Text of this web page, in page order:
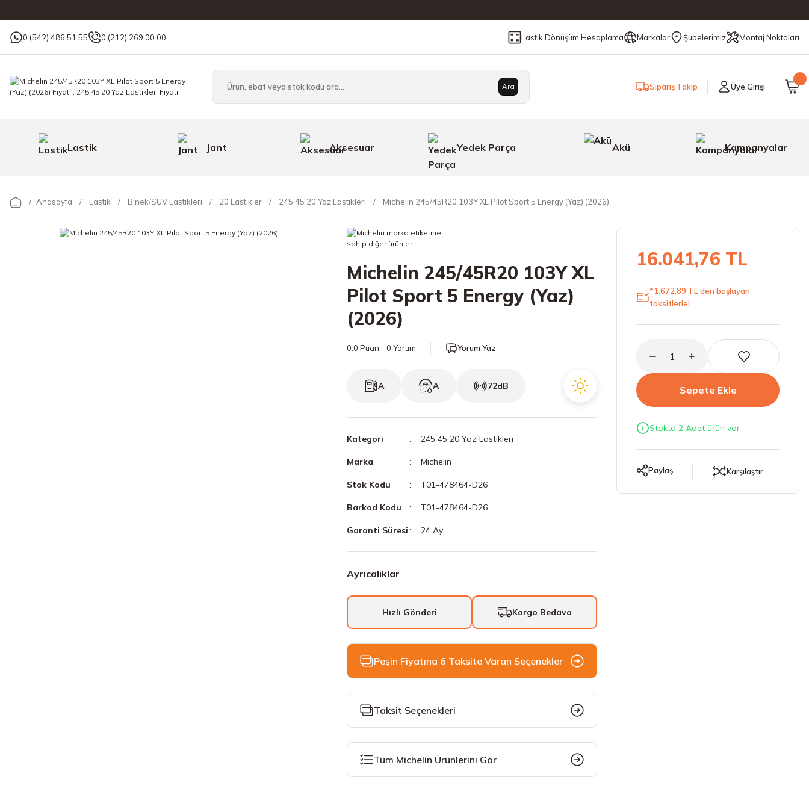
0 (542) 486 51 55 0 (212) 269 00 00 Lastik Dönüşüm Hesaplama Markalar Şubelerimiz Montaj Noktaları
Ara Sipariş Takip Üye Girişi
Lastik Jant Aksesuar Yedek Parça Akü Kampanyalar
Anasayfa Lastik Binek/SUV Lastikleri 20 Lastikler 245 45 20 Yaz Lastikleri Michelin 245/45R20 103Y XL Pilot Sport 5 Energy (Yaz) (2026)
Michelin 245/45R20 103Y XL
Pilot Sport 5 Energy (Yaz)
(2026)
0.0 Puan - 0 Yorum Yorum Yaz
A A 72dB
Kategori 245 45 20 Yaz Lastikleri
Marka Michelin
Stok Kodu T01-478464-D26
Barkod Kodu T01-478464-D26
Garanti Süresi 24 Ay
Ayrıcalıklar
Hızlı Gönderi Kargo Bedava
Peşin Fiyatına 6 Taksite Varan Seçenekler
Taksit Seçenekleri
Tüm Michelin Ürünlerini Gör
16.041,76 TL
*1.672,89 TL den başlayan
taksitlerle!
Sepete Ekle
Stokta 2 Adet ürün var
Paylaş Karşılaştır